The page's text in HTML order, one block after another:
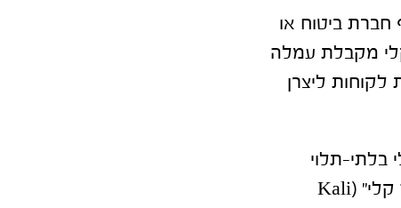
חברת ביטוח או
מקבלת עמלה
לקוחות ליצרן
בלתי-תלוי
שנותן באופן שקוף תמונה ברורה על ביצועים של גופים פיננסיים – "מדד קלי" (Kali